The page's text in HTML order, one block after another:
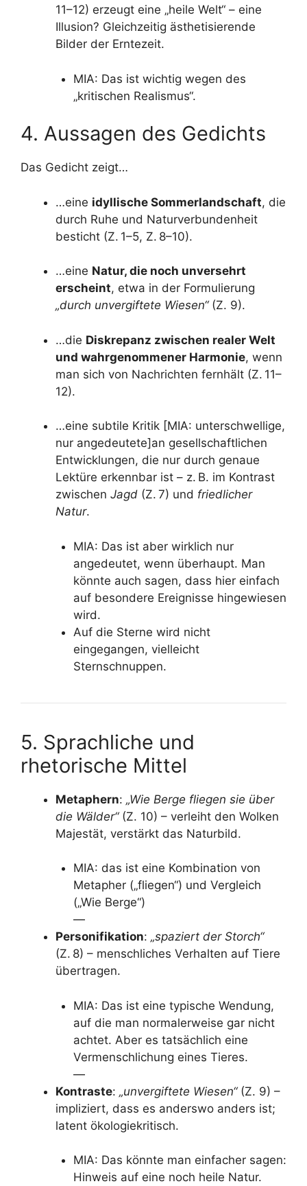
11–12) erzeugt eine „heile Welt“ – eine
Illusion? Gleichzeitig ästhetisierende
Bilder der Erntezeit.
MIA: Das ist wichtig wegen des
„kritischen Realismus“.
4. Aussagen des Gedichts
Das Gedicht zeigt…
…eine idyllische Sommerlandschaft, die
durch Ruhe und Naturverbundenheit
besticht (Z. 1–5, Z. 8–10).
…eine Natur, die noch unversehrt
erscheint, etwa in der Formulierung
„durch unvergiftete Wiesen“(Z. 9).
…die Diskrepanz zwischen realer Welt
und wahrgenommener Harmonie, wenn
man sich von Nachrichten fernhält (Z. 11–
12).
…eine subtile Kritik [MIA: unterschwellige,
nur angedeutete]an gesellschaftlichen
Entwicklungen, die nur durch genaue
Lektüre erkennbar ist – z. B. im Kontrast
zwischen Jagd (Z. 7) und friedlicher
Natur.
MIA: Das ist aber wirklich nur
angedeutet, wenn überhaupt. Man
könnte auch sagen, dass hier einfach
auf besondere Ereignisse hingewiesen
wird.
Auf die Sterne wird nicht
eingegangen, vielleicht
Sternschnuppen.
5. Sprachliche und
rhetorische Mittel
Metaphern: „Wie Berge fliegen sie über
die Wälder“(Z. 10) – verleiht den Wolken
Majestät, verstärkt das Naturbild.
MIA: das ist eine Kombination von
Metapher („fliegen“) und Vergleich
(„Wie Berge“)
—
Personifikation: „spaziert der Storch“
(Z. 8) – menschliches Verhalten auf Tiere
übertragen.
MIA: Das ist eine typische Wendung,
auf die man normalerweise gar nicht
achtet. Aber es tatsächlich eine
Vermenschlichung eines Tieres.
—
Kontraste: „unvergiftete Wiesen“(Z. 9) –
impliziert, dass es anderswo anders ist;
latent ökologiekritisch.
MIA: Das könnte man einfacher sagen:
Hinweis auf eine noch heile Natur.